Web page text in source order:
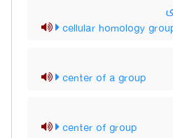
cellular homology
center of a group
center of group